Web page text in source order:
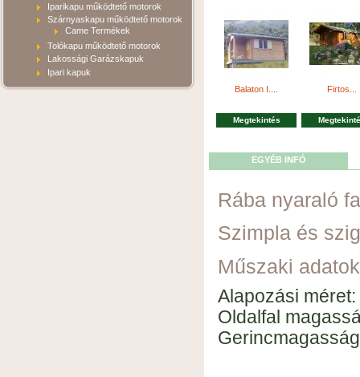
Iparikapu működtető motorok
Szárnyaskapu működtető motorok
Came Termékek
Tolókapu működtető motorok
Lakossági Garázskapuk
Ipari kapuk
Balaton I....
Megtekintés
Firtos...
EGYÉB INFÓ
Rába nyaraló
Szimpla és
Műszaki adatok
Alapozási
Oldalfal